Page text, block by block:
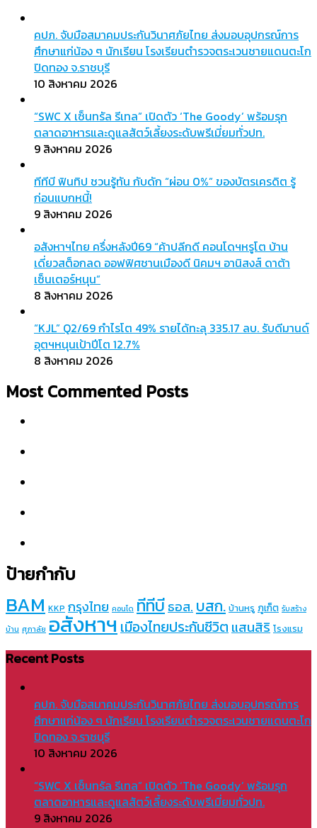
คปภ. จับมือสมาคมประกันวินาศภัยไทย ส่งมอบอุปกรณ์การ
ศึกษาแก่น้อง ๆ นักเรียน โรงเรียนตำรวจตระเวนชายแดนตะโก
ปิดทอง จ.ราชบุรี
10 สิงหาคม 2026
“SWC X เซ็นทรัล รีเทล” เปิดตัว ‘The Goody’ พร้อมรุก
ตลาดอาหารและดูแลสัตว์เลี้ยงระดับพรีเมี่ยมทั่วปท.
9 สิงหาคม 2026
ทีทีบี ฟินทิป ชวนรู้ทัน กับดัก “ผ่อน 0%” ของบัตรเครดิต รู้
ก่อนแบกหนี้!
9 สิงหาคม 2026
อสังหาฯไทย ครึ่งหลังปี69 “ค้าปลีกดี คอนโดฯหรูโต บ้าน
เดี่ยวสต็อกลด ออฟฟิศชานเมืองดี นิคมฯ อานิสงส์ ดาต้า
เซ็นเตอร์หนุน”
8 สิงหาคม 2026
“KJL” Q2/69 กำไรโต 49% รายได้ทะลุ 335.17 ลบ. รับดีมานด์
อุตฯหนุนเป้าปีโต 12.7%
8 สิงหาคม 2026
Most Commented Posts
ป้ายกำกับ
BAM KKP กรุงไทย คอนโด ทีทีบีธอส. บสก. บ้านหรู ภูเก็ต รับสร้าง
บ้าน ศุภาลัย อสังหาฯ เมืองไทยประกันชีวิต แสนสิริ โรงแรม
Recent Posts
คปภ. จับมือสมาคมประกันวินาศภัยไทย ส่งมอบอุปกรณ์การ
ศึกษาแก่น้อง ๆ นักเรียน โรงเรียนตำรวจตระเวนชายแดนตะโก
ปิดทอง จ.ราชบุรี
10 สิงหาคม 2026
“SWC X เซ็นทรัล รีเทล” เปิดตัว ‘The Goody’ พร้อมรุก
ตลาดอาหารและดูแลสัตว์เลี้ยงระดับพรีเมี่ยมทั่วปท.
9 สิงหาคม 2026